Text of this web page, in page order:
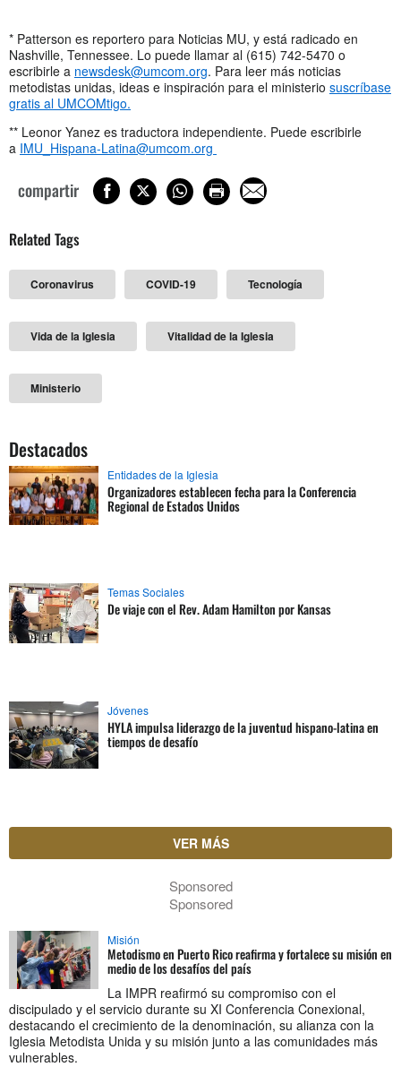
* Patterson es reportero para Noticias MU, y está radicado en
Nashville, Tennessee. Lo puede llamar al (615) 742-5470 o
escribirle a newsdesk@umcom.org. Para leer más noticias
metodistas unidas, ideas e inspiración para el ministerio suscríbase
gratis al UMCOMtigo.
** Leonor Yanez es traductora independiente. Puede escribirle
a IMU_Hispana-Latina@umcom.org
compartir
Related Tags
Coronavirus COVID-19 Tecnología
Vida de la Iglesia Vitalidad de la Iglesia
Ministerio
Destacados
Entidades de la Iglesia
Organizadores establecen fecha para la Conferencia
Regional de Estados Unidos
Temas Sociales
De viaje con el Rev. Adam Hamilton por Kansas
Jóvenes
HYLA impulsa liderazgo de la juventud hispano-latina en
tiempos de desafío
VER MÁS
Sponsored
Sponsored
Misión
Metodismo en Puerto Rico reafirma y fortalece su misión en
medio de los desafíos del país
La IMPR reafirmó su compromiso con el
discipulado y el servicio durante su XI Conferencia Conexional,
destacando el crecimiento de la denominación, su alianza con la
Iglesia Metodista Unida y su misión junto a las comunidades más
vulnerables.